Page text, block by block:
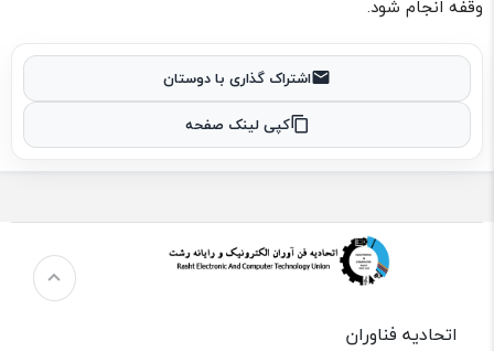
وقفه انجام شود.
اشتراک گذاری با دوستان
کپی لینک صفحه
اتحادیه فناوران